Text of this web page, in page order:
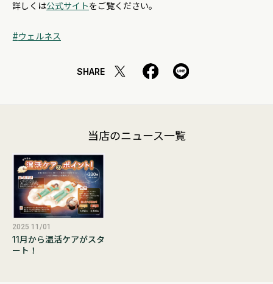
詳しくは公式サイトをご覧ください。
ウェルネス
SHARE
当店のニュース一覧
2025 11/01
11月から温活ケアがスタ
ート！